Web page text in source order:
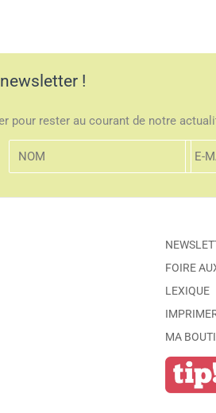
!
pour rester au courant de notre
FOIRE
LEXIQUE
MA